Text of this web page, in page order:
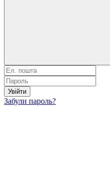
Увійти
Забули пароль?